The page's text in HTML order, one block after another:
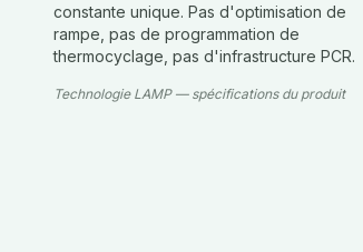
constante unique. Pas d'optimisation de
rampe, pas de programmation de
thermocyclage, pas d'infrastructure PCR.
Technologie LAMP — spécifications du produit